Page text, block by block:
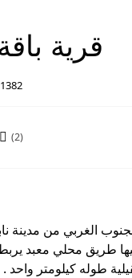
قرية
(2)
الغربي من مدينة
إليها طريق محلي معبد
طوله كيلومتر واحد .